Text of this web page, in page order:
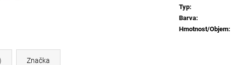
Typ:
Barva:
Hmotnost/Objem:
Značka